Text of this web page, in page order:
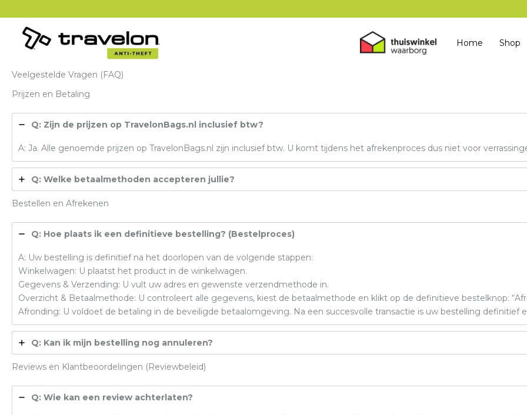
naar
inhoud
Home Shop
Veelgestelde Vragen (FAQ)
Prijzen en Betaling
Q: Zijn de prijzen op TravelonBags.nl inclusief btw?
A: Ja. Alle genoemde prijzen op TravelonBags.nl zijn inclusief btw. U komt tijdens het afrekenproces dus niet voor
Q: Welke betaalmethoden accepteren jullie?
Bestellen en Afrekenen
Q: Hoe plaats ik een definitieve bestelling? (Bestelproces)
A: Uw bestelling is definitief na het doorlopen van de volgende stappen:
Winkelwagen: U plaatst het product in de winkelwagen.
Gegevens & Verzending: U vult uw adres en gewenste verzendmethode in.
Overzicht & Betaalmethode: U controleert alle gegevens, kiest de betaalmethode en klikt op de definitieve bestelknop:
Afronding: U voldoet de betaling in de beveiligde betaalomgeving. Na een succesvolle transactie is uw bestelling definitief
Q: Kan ik mijn bestelling nog annuleren?
Reviews en Klantbeoordelingen (Reviewbeleid)
Q: Wie kan een review achterlaten?